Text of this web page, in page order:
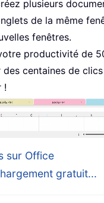
plusieurs
de la même
fenêtres.
productivité de
des centaines de
!
sur Office
gratuit...